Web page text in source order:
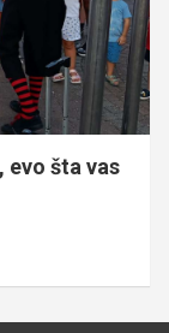
evo šta vas